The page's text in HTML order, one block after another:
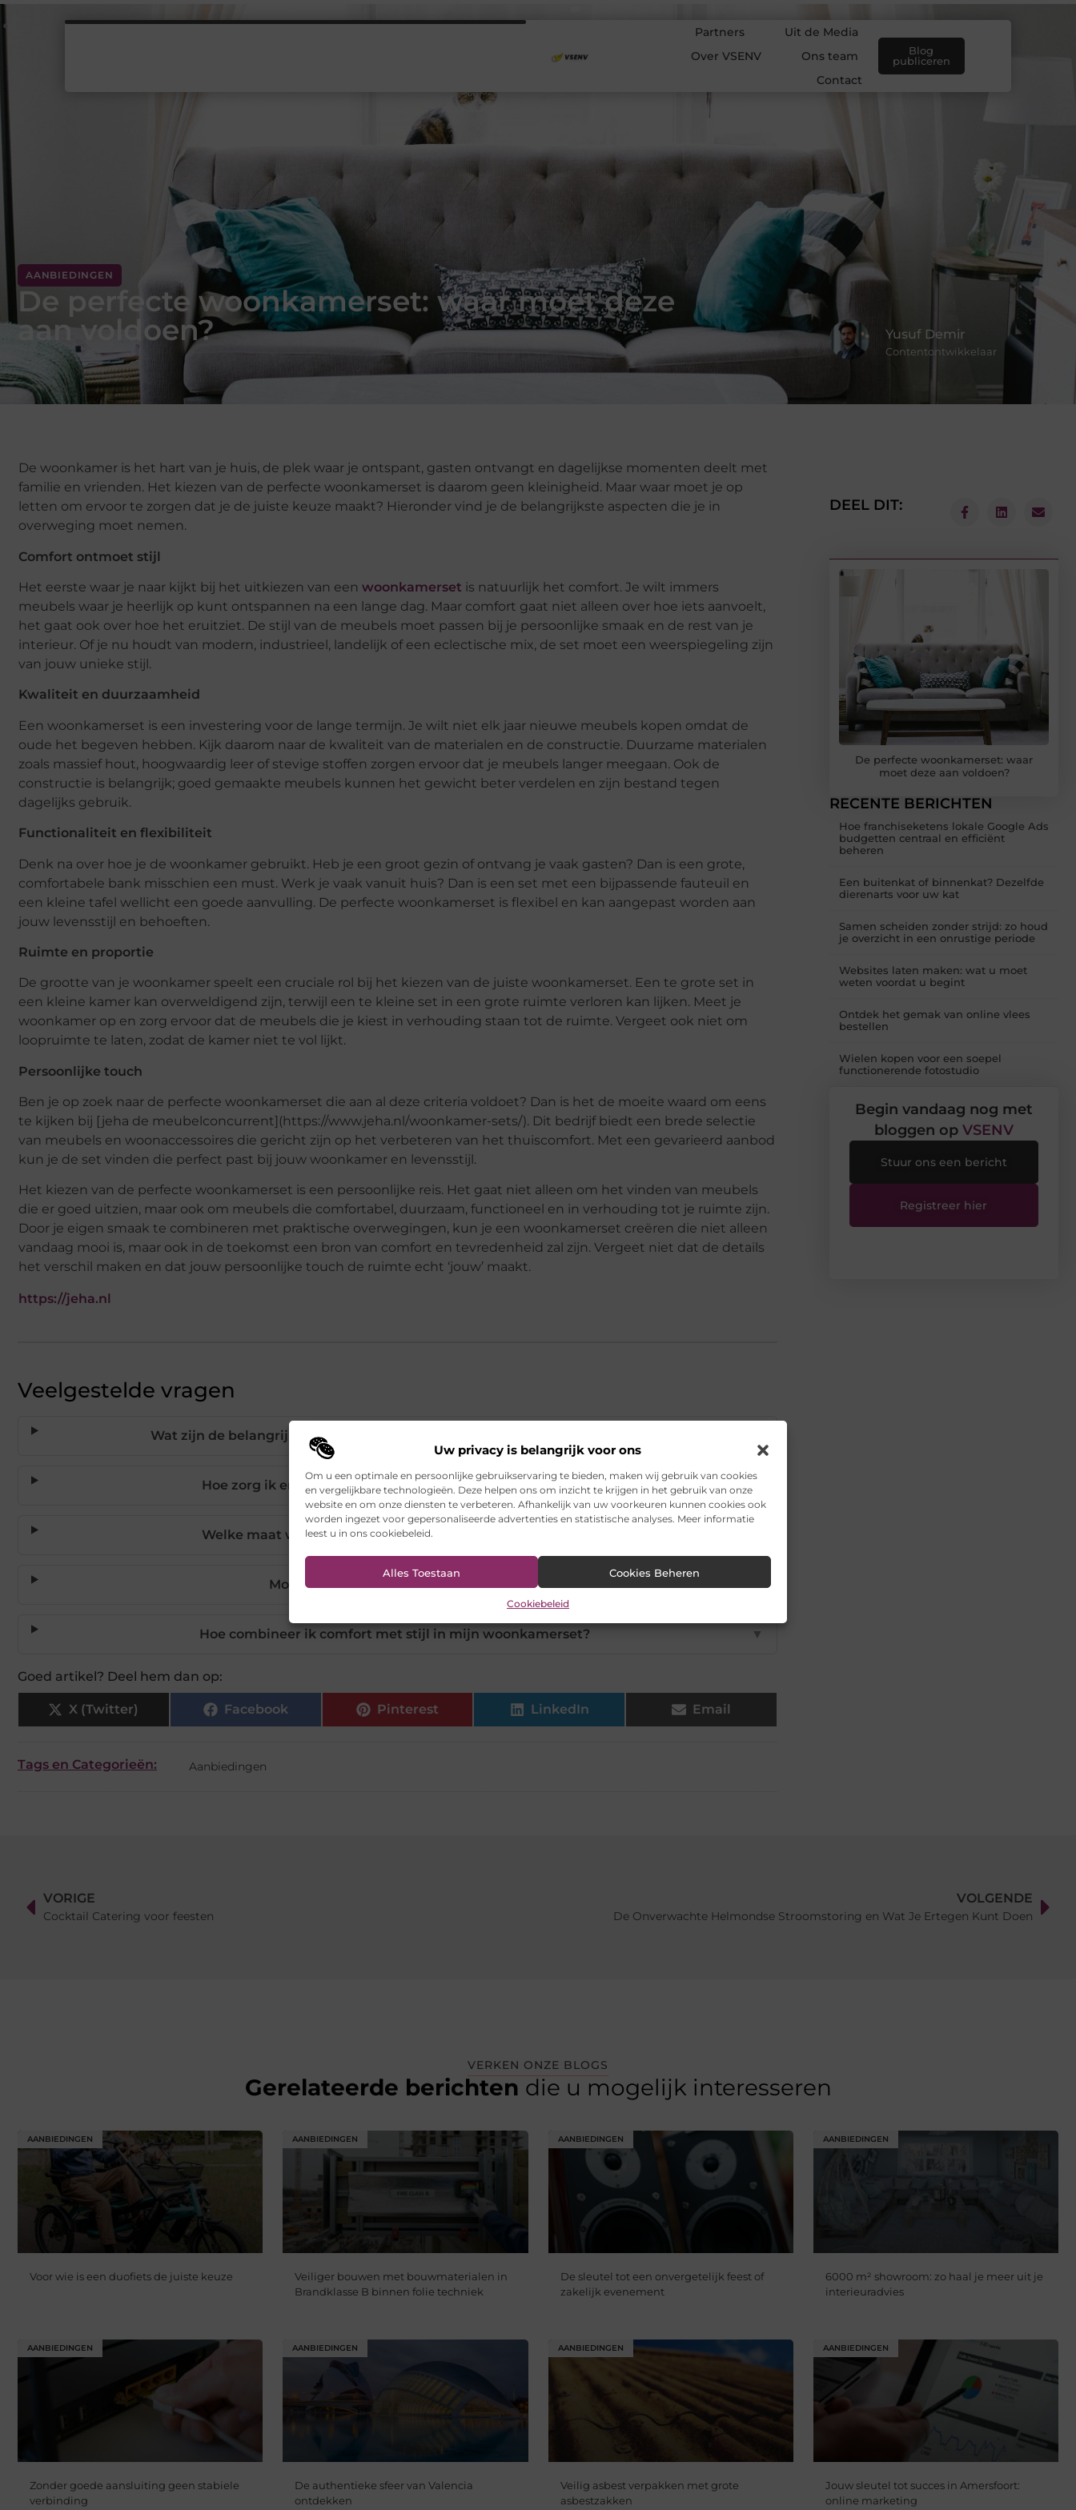
Uw privacy is belangrijk voor ons
Om u een optimale en persoonlijke gebruikservaring te bieden, maken wij gebruik van cookies
en vergelijkbare technologieën. Deze helpen ons om inzicht te krijgen in het gebruik van onze
website en om onze diensten te verbeteren. Afhankelijk van uw voorkeuren kunnen cookies ook
worden ingezet voor gepersonaliseerde advertenties en statistische analyses. Meer informatie
leest u in ons cookiebeleid.
Alles Toestaan Cookies Beheren
Cookiebeleid
Partners
Uit de Media
Over VSENV
Ons team
Contact
Blog
publiceren
AANBIEDINGEN
De perfecte woonkamerset: waar moet deze
aan voldoen?
Yusuf Demir
Contentontwikkelaar
De woonkamer is het hart van je huis, de plek waar je ontspant, gasten ontvangt en dagelijkse momenten deelt met
familie en vrienden. Het kiezen van de perfecte woonkamerset is daarom geen kleinigheid. Maar waar moet je op
letten om ervoor te zorgen dat je de juiste keuze maakt? Hieronder vind je de belangrijkste aspecten die je in
overweging moet nemen.
Comfort ontmoet stijl
Het eerste waar je naar kijkt bij het uitkiezen van een woonkamerset is natuurlijk het comfort. Je wilt immers
meubels waar je heerlijk op kunt ontspannen na een lange dag. Maar comfort gaat niet alleen over hoe iets aanvoelt,
het gaat ook over hoe het eruitziet. De stijl van de meubels moet passen bij je persoonlijke smaak en de rest van je
interieur. Of je nu houdt van modern, industrieel, landelijk of een eclectische mix, de set moet een weerspiegeling zijn
van jouw unieke stijl.
Kwaliteit en duurzaamheid
Een woonkamerset is een investering voor de lange termijn. Je wilt niet elk jaar nieuwe meubels kopen omdat de
oude het begeven hebben. Kijk daarom naar de kwaliteit van de materialen en de constructie. Duurzame materialen
zoals massief hout, hoogwaardig leer of stevige stoffen zorgen ervoor dat je meubels langer meegaan. Ook de
constructie is belangrijk; goed gemaakte meubels kunnen het gewicht beter verdelen en zijn bestand tegen
dagelijks gebruik.
Functionaliteit en flexibiliteit
Denk na over hoe je de woonkamer gebruikt. Heb je een groot gezin of ontvang je vaak gasten? Dan is een grote,
comfortabele bank misschien een must. Werk je vaak vanuit huis? Dan is een set met een bijpassende fauteuil en
een kleine tafel wellicht een goede aanvulling. De perfecte woonkamerset is flexibel en kan aangepast worden aan
jouw levensstijl en behoeften.
Ruimte en proportie
De grootte van je woonkamer speelt een cruciale rol bij het kiezen van de juiste woonkamerset. Een te grote set in
een kleine kamer kan overweldigend zijn, terwijl een te kleine set in een grote ruimte verloren kan lijken. Meet je
woonkamer op en zorg ervoor dat de meubels die je kiest in verhouding staan tot de ruimte. Vergeet ook niet om
loopruimte te laten, zodat de kamer niet te vol lijkt.
Persoonlijke touch
Ben je op zoek naar de perfecte woonkamerset die aan al deze criteria voldoet? Dan is het de moeite waard om eens
te kijken bij [jeha de meubelconcurrent](https://www.jeha.nl/woonkamer-sets/). Dit bedrijf biedt een brede selectie
van meubels en woonaccessoires die gericht zijn op het verbeteren van het thuiscomfort. Met een gevarieerd aanbod
kun je de set vinden die perfect past bij jouw woonkamer en levensstijl.
Het kiezen van de perfecte woonkamerset is een persoonlijke reis. Het gaat niet alleen om het vinden van meubels
die er goed uitzien, maar ook om meubels die comfortabel, duurzaam, functioneel en in verhouding tot je ruimte zijn.
Door je eigen smaak te combineren met praktische overwegingen, kun je een woonkamerset creëren die niet alleen
vandaag mooi is, maar ook in de toekomst een bron van comfort en tevredenheid zal zijn. Vergeet niet dat de details
het verschil maken en dat jouw persoonlijke touch de ruimte echt ‘jouw’ maakt.
https://jeha.nl
Veelgestelde vragen
Wat zijn de belangrijkste criteria voor het kiezen van een woonkamerset?
Hoe zorg ik ervoor dat mijn woonkamerset lang meegaat? ▼
Welke maat woonkamerset past het beste in mijn ruimte?
Moet een woonkamerset flexibel zijn? ▼
Hoe combineer ik comfort met stijl in mijn woonkamerset? ▼
Goed artikel? Deel hem dan op:
X (Twitter) Facebook Pinterest LinkedIn Email
Tags en Categorieën: Aanbiedingen
DEEL DIT:
De perfecte woonkamerset: waar
moet deze aan voldoen?
RECENTE BERICHTEN
Hoe franchiseketens lokale Google Ads
budgetten centraal en efficiënt
beheren
Een buitenkat of binnenkat? Dezelfde
dierenarts voor uw kat
Samen scheiden zonder strijd: zo houd
je overzicht in een onrustige periode
Websites laten maken: wat u moet
weten voordat u begint
Ontdek het gemak van online vlees
bestellen
Wielen kopen voor een soepel
functionerende fotostudio
Begin vandaag nog met
bloggen op VSENV
Stuur ons een bericht
Registreer hier
VORIGE
Cocktail Catering voor feesten
VOLGENDE
De Onverwachte Helmondse Stroomstoring en Wat Je Ertegen Kunt Doen
VERKEN ONZE BLOGS
Gerelateerde berichten die u mogelijk interesseren
AANBIEDINGEN
Voor wie is een duofiets de juiste keuze
AANBIEDINGEN
Veiliger bouwen met bouwmaterialen in
Brandklasse B binnen folie techniek
AANBIEDINGEN
De sleutel tot een onvergetelijk feest of
zakelijk evenement
AANBIEDINGEN
6000 m² showroom: zo haal je meer uit je
interieuradvies
AANBIEDINGEN
Zonder goede aansluiting geen stabiele
verbinding
AANBIEDINGEN
De authentieke sfeer van Valencia
ontdekken
AANBIEDINGEN
Veilig asbest verpakken met grote
asbestzakken
AANBIEDINGEN
Jouw sleutel tot succes in Amersfoort:
online marketing